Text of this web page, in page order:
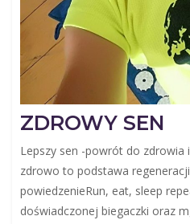
ZDROWY SEN
Lepszy sen -powrót do zdrowia
zdrowo to podstawa
powiedzenieRun, eat, sleep
doświadczonej biegaczki oraz